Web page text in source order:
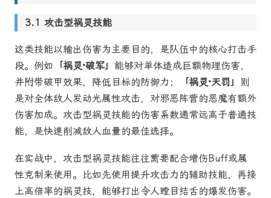
攻击型祸灵技能
这类技能以输出伤害为主要目的，是队伍中的核心打击手
段。例如 「祸灵·破军」 能够对单体造成巨额物理伤害，
并附带破甲效果，降低目标的防御力；
「祸灵·天罚」
则
是对全体敌人发动光属性攻击，对邪恶阵营的恶魔有额外
伤害加成。攻击型祸灵技能的伤害系数通常远高于普通技
能，是快速削减敌人血量的最佳选择。
在实战中，攻击型祸灵技能往往需要配合增伤Buff或属
性克制来使用。比如先使用提升攻击力的辅助技能，再接
上高倍率的祸灵技，能够打出令人瞠目结舌的爆发伤害。